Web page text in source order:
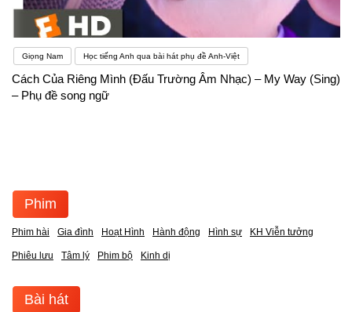
Giọng Nam Học tiếng Anh qua bài hát phụ đề Anh-Việt
Cách Của Riêng Mình (Đấu Trường Âm Nhạc) – My Way (Sing)
– Phụ đề song ngữ
Phim
Phim hài Gia đình Hoạt Hình Hành động Hình sự KH Viễn tưởng
Phiêu lưu Tâm lý Phim bộ Kinh dị
Bài hát